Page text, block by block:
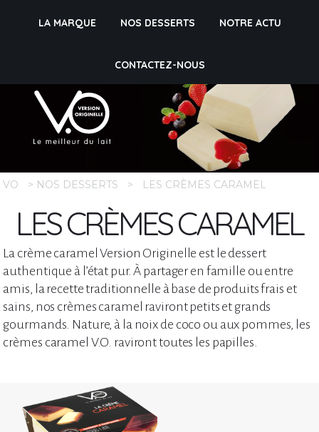
LA MARQUE NOS DESSERTS NOTRE ACTU
CONTACTEZ-NOUS
VO > NOS DESSERTS > LES CRÈMES CARAMEL
LES CRÈMES CARAMEL
La crème caramel Version Originelle est le dessert
authentique à l’état pur. À partager en famille ou entre
amis, la recette traditionnelle à base de produits frais et
sains, nos crèmes caramel raviront petits et grands
gourmands. Nature, à la noix de coco ou aux pommes, les
crèmes caramel V.O. raviront toutes les papilles.